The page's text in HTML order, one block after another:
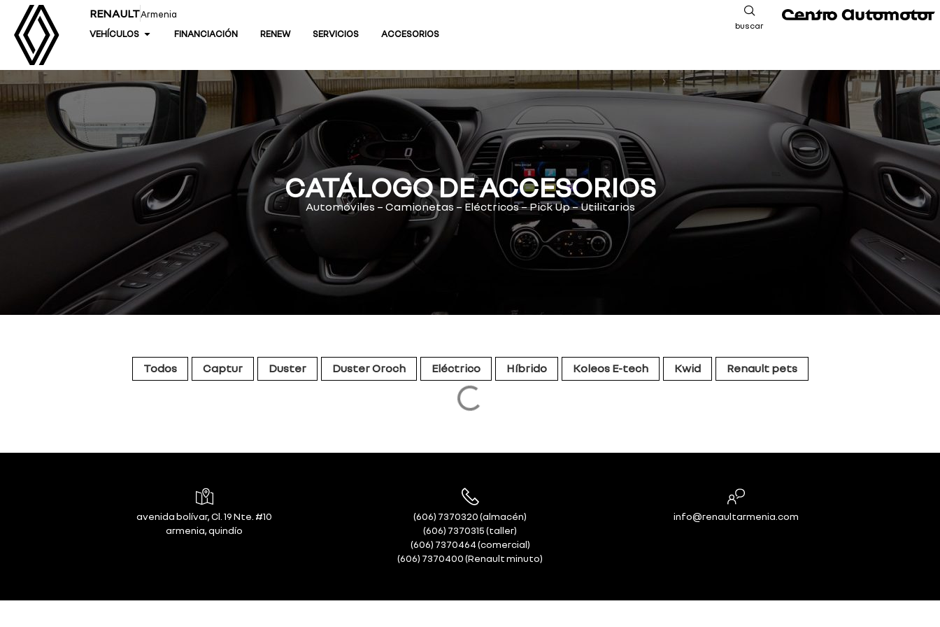
RENAULTArmenia
VEHÍCULOS
FINANCIACIÓN RENEW SERVICIOS ACCESORIOS
buscar
CATÁLOGO DE ACCESORIOS
Automóviles – Camionetas – Eléctricos – Pick Up – Utilitarios
Todos Captur Duster Duster Oroch Eléctrico Híbrido Koleos E-tech Kwid Renault pets
avenida bolívar, Cl. 19 Nte. #10
armenia, quindío
(606) 7370320 (almacén)
(606) 7370315 (taller)
(606) 7370464 (comercial)
(606) 7370400 (Renault minuto)
info@renaultarmenia.com